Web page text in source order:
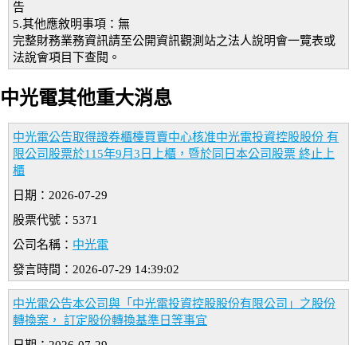
告
5.其他應敘明事項：無
完整財務業務資訊請至公開資訊觀測站之法人說明會一覽表或
法說會項目下查閱。
中光電其他重大消息
中光電公告取得證券櫃檯買賣中心核准中光電投資控股股份 有
限公司股票於115年9月3日上櫃，暨於同日本公司股票 終止上
櫃
日期：2026-07-29
股票代號：5371
公司名稱： 中光電
發言時間：2026-07-29 14:39:02
中光電公告本公司與「中光電投資控股股份有限公司」之股份
轉換案， 訂定股份轉換基準日等事宜